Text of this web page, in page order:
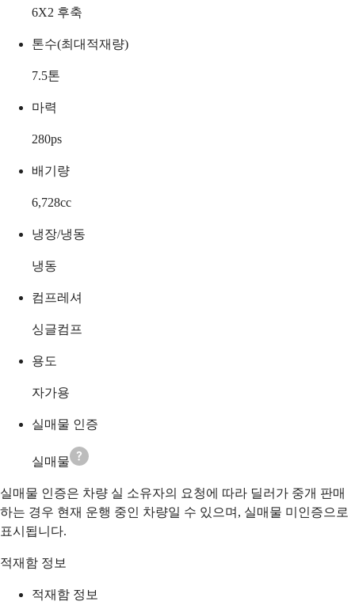
6X2 후축
톤수(최대적재량)
7.5톤
마력
280ps
배기량
6,728cc
냉장/냉동
냉동
컴프레셔
싱글컴프
용도
자가용
실매물 인증
실매물
실매물 인증은 차량 실 소유자의 요청에 따라 딜러가 중개 판매
하는 경우 현재 운행 중인 차량일 수 있으며, 실매물 미인증으로
표시됩니다.
적재함 정보
적재함 정보